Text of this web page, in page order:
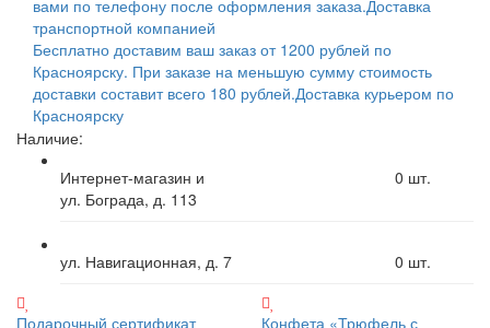
вами по телефону после оформления заказа.Доставка
транспортной компанией
Бесплатно доставим ваш заказ от 1200 рублей по
Красноярску. При заказе на меньшую сумму стоимость
доставки составит всего 180 рублей.Доставка курьером по
Красноярску
Наличие:
Интернет-магазин и
ул. Бограда, д. 113
0 шт.
ул. Навигационная, д. 7 0 шт.
Подарочный сертификат Конфета «Трюфель с